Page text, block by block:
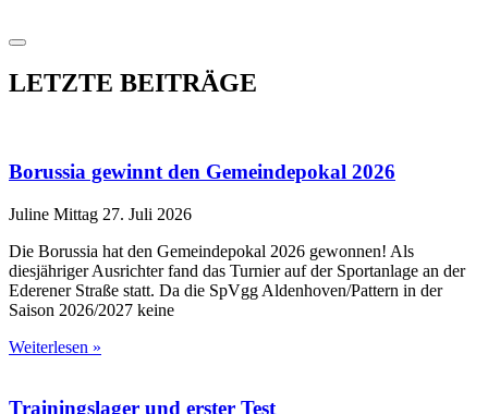
LETZTE BEITRÄGE
Borussia gewinnt den Gemeindepokal 2026
Juline Mittag 27. Juli 2026
Die Borussia hat den Gemeindepokal 2026 gewonnen! Als
diesjähriger Ausrichter fand das Turnier auf der Sportanlage an der
Ederener Straße statt. Da die SpVgg Aldenhoven/Pattern in der
Saison 2026/2027 keine
Weiterlesen »
Trainingslager und erster Test